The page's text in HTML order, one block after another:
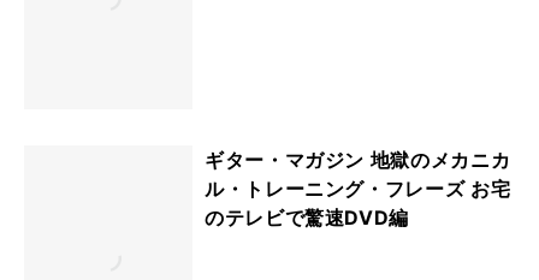
ギター・マガジン 地獄のメカニカ
ル・トレーニング・フレーズ お宅
のテレビで驚速DVD編